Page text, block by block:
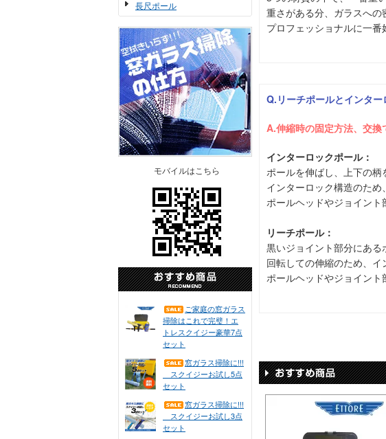
長尺ポール
モバイルはこちら
ご家庭の窓ガラス
掃除はこれで完璧！エ
トレスクイジー豪華7点
セット
窓ガラス掃除に!!!
スクイジーお試し5点
セット
窓ガラス掃除に!!!
スクイジーお試し3点
セット
重さがある分、ガラスへの
プロフェッショナルに一番
Q.リーチポールとインタ
A.伸縮時の固定方法、交換
インターロックポール：
ポールを伸ばし、上下の
インターロック構造のため
ポールヘッドやジョイント
リーチポール：
黒いジョイント部分にある
回転しての伸縮のため、イ
ポールヘッドやジョイント